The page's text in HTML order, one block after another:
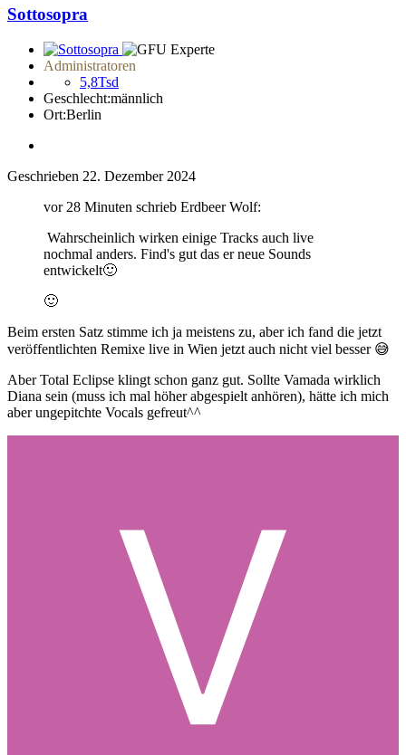
Sottosopra
Administratoren
5,8Tsd
Geschlecht:männlich
Ort:Berlin
Geschrieben 22. Dezember 2024
vor 28 Minuten schrieb Erdbeer Wolf:
Wahrscheinlich wirken einige Tracks auch live
nochmal anders. Find's gut das er neue Sounds
entwickelt🙂
🙂
Beim ersten Satz stimme ich ja meistens zu, aber ich fand die jetzt
veröffentlichten Remixe live in Wien jetzt auch nicht viel besser 😅
Aber Total Eclipse klingt schon ganz gut. Sollte Vamada wirklich
Diana sein (muss ich mal höher abgespielt anhören), hätte ich mich
aber ungepitchte Vocals gefreut^^